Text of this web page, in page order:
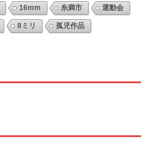
16mm 糸満市 運動会
8ミリ 孤児作品